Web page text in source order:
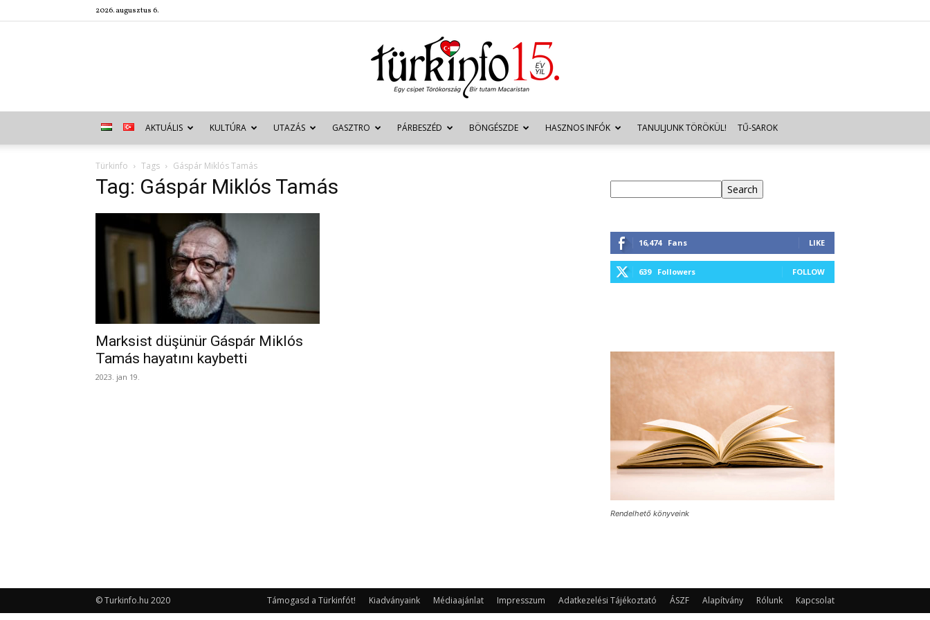
2026. augusztus 6.
Türkinfo
AKTUÁLIS KULTÚRA UTAZÁS GASZTRO PÁRBESZÉD BÖNGÉSZDE HASZNOS INFÓK TANULJUNK TÖRÖKÜL! TŰ-SAROK
Türkinfo Tags Gáspár Miklós Tamás
Tag: Gáspár Miklós Tamás
Marksist düşünür Gáspár Miklós
Tamás hayatını kaybetti
2023. jan 19.
Search
16,474 Fans LIKE
639 Followers FOLLOW
Rendelhető könyveink
Támogasd a Türkinfót! Kiadványaink Médiaajánlat Impresszum Adatkezelési Tájékoztató ÁSZF Alapítvány Rólunk Kapcsolat
© Turkinfo.hu 2020